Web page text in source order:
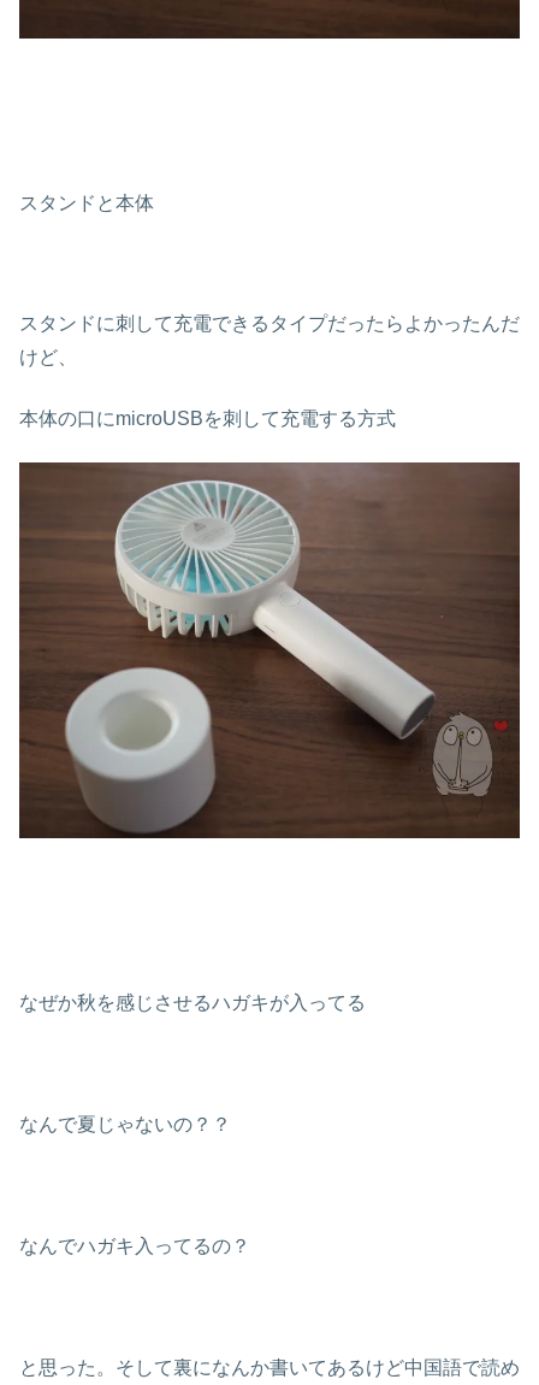
スタンドと本体
スタンドに刺して充電できるタイプだったらよかったんだ
けど、
本体の口にmicroUSBを刺して充電する方式
なぜか秋を感じさせるハガキが入ってる
なんで夏じゃないの？？
なんでハガキ入ってるの？
と思った。そして裏になんか書いてあるけど中国語で読め